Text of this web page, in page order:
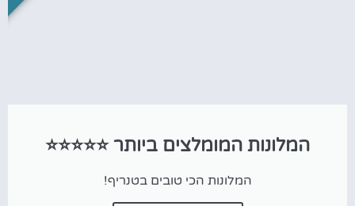
המלונות המומלצים ביותר ⭐⭐⭐⭐⭐
המלונות הכי טובים בטנריף!